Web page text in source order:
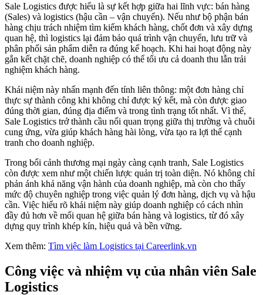
Sale Logistics được hiểu là sự kết hợp giữa hai lĩnh vực: bán hàng
(Sales) và logistics (hậu cần – vận chuyển). Nếu như bộ phận bán
hàng chịu trách nhiệm tìm kiếm khách hàng, chốt đơn và xây dựng
quan hệ, thì logistics lại đảm bảo quá trình vận chuyển, lưu trữ và
phân phối sản phẩm diễn ra đúng kế hoạch. Khi hai hoạt động này
gắn kết chặt chẽ, doanh nghiệp có thể tối ưu cả doanh thu lẫn trải
nghiệm khách hàng.
Khái niệm này nhấn mạnh đến tính liên thông: một đơn hàng chỉ
thực sự thành công khi không chỉ được ký kết, mà còn được giao
đúng thời gian, đúng địa điểm và trong tình trạng tốt nhất. Vì thế,
Sale Logistics trở thành cầu nối quan trọng giữa thị trường và chuỗi
cung ứng, vừa giúp khách hàng hài lòng, vừa tạo ra lợi thế cạnh
tranh cho doanh nghiệp.
Trong bối cảnh thương mại ngày càng cạnh tranh, Sale Logistics
còn được xem như một chiến lược quản trị toàn diện. Nó không chỉ
phản ánh khả năng vận hành của doanh nghiệp, mà còn cho thấy
mức độ chuyên nghiệp trong việc quản lý đơn hàng, dịch vụ và hậu
cần. Việc hiểu rõ khái niệm này giúp doanh nghiệp có cách nhìn
đầy đủ hơn về mối quan hệ giữa bán hàng và logistics, từ đó xây
dựng quy trình khép kín, hiệu quả và bền vững.
Xem thêm: Tìm việc làm Logistics tại Careerlink.vn
Công việc và nhiệm vụ của nhân viên Sale
Logistics